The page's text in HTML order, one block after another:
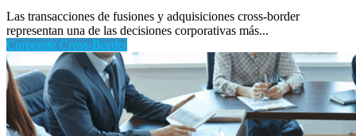
Las transacciones de fusiones y adquisiciones cross-border
representan una de las decisiones corporativas más...
Corporate Cross-Border